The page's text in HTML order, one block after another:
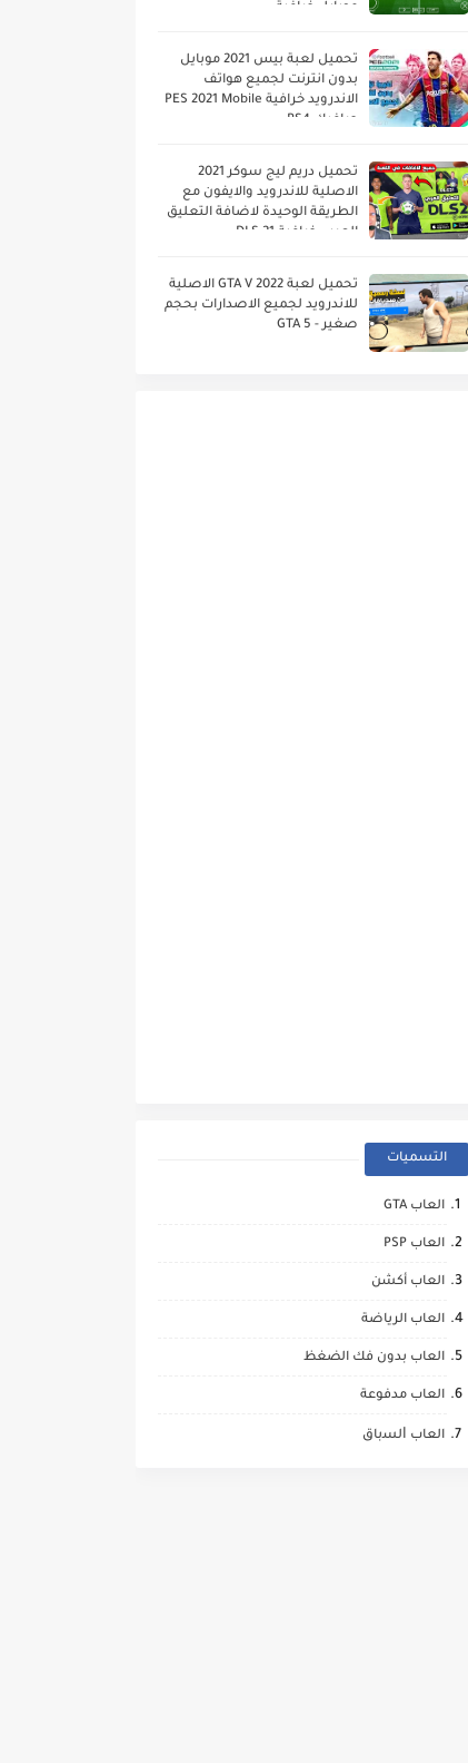
موبايل خرافية
تحميل لعبة بيس 2021 موبايل
بدون انترنت لجميع هواتف
الاندرويد خرافية PES 2021 Mobile
جرافيك PS4
تحميل دريم ليج سوكر 2021
الاصلية للاندرويد والايفون مع
الطريقة الوحيدة لاضافة التعليق
العربي خرافية DLS 21
تحميل لعبة GTA V 2022 الاصلية
للاندرويد لجميع الاصدارات بحجم
صغير - GTA 5
التسميات
العاب GTA
العاب PSP
العاب أكشن
العاب الرياضة
العاب بدون فك الضغظ
العاب مدفوعة
العاب ﺍﻟﺴباق